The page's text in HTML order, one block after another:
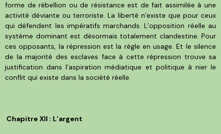
forme de rébellion ou de résistance est de fait assimilée à une
activité déviante ou terroriste. La liberté n’existe que pour ceux
qui défendent les impératifs marchands. L’opposition réelle au
système dominant est désormais totalement clandestine. Pour
ces opposants, la répression est la règle en usage. Et le silence
de la majorité des esclaves face à cette répression trouve sa
justification dans l’aspiration médiatique et politique à nier le
conflit qui existe dans la société réelle.
Chapitre XII : L’argent